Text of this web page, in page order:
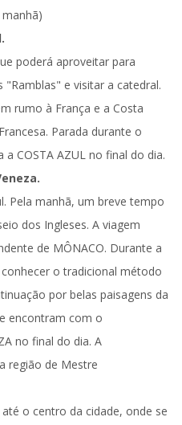
poderá aproveitar para
e visitar a catedral.
rumo à França e a Costa
Parada durante o
a COSTA AZUL no final do dia.
Pela manhã, um breve tempo
dos Ingleses. A viagem
de MÔNACO. Durante a
o tradicional método
por belas paisagens da
encontram com o
no final do dia. A
região de Mestre
o centro da cidade, onde se